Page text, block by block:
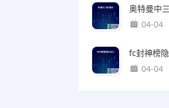
04-04
04-04